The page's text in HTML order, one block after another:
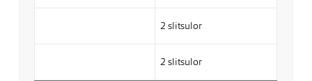
2 slitsulor
2 slitsulor